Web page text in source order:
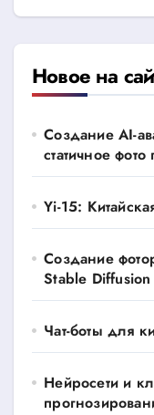
Новое на
Создание AI-
статичное фото
Yi-15:
Создание
Stable Diffusion
Чат-боты для
Нейросети и